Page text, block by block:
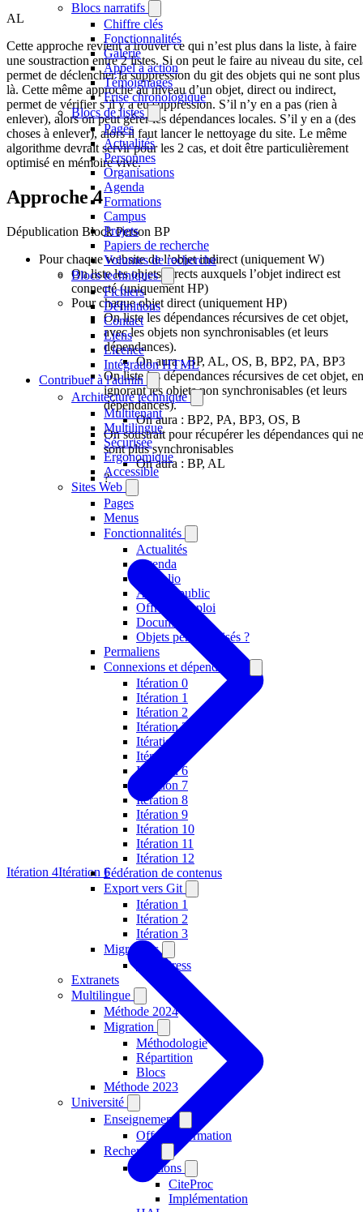
Blocs narratifs
Chiffre clés
Fonctionnalités
Galerie
Appel à action
Témoignages
Frise chronologique
Blocs de listes
Pages
Actualités
Personnes
Organisations
Agenda
Formations
Campus
Projets
Papiers de recherche
Volumes de recherche
Blocs techniques
Fichiers
Définitions
Contact
Liens
Licence
Intégration HTML
Contribuer à l'admin
Architecture technique
Multitenant
Multilingue
Sécurisée
Ergonomique
Accessible
Sites Web
Pages
Menus
Fonctionnalités
Actualités
Agenda
Portfolio
Alumni public
Offres d'emploi
Documents ?
Objets personnalisés ?
Permaliens
Connexions et dépendances
Itération 0
Itération 1
Itération 2
Itération 3
Itération 4
Itération 5
Itération 6
Itération 7
Itération 8
Itération 9
Itération 10
Itération 11
Itération 12
Fédération de contenus
Export vers Git
Itération 1
Itération 2
Itération 3
Migrations
WordPress
Extranets
Multilingue
Méthode 2024
Migration
Méthodologie
Répartition
Blocs
Méthode 2023
Université
Enseignement
Offre de formation
Recherche
Citations
CiteProc
Implémentation
AL
Cette approche revient à trouver ce qui n’est plus dans la liste, à faire
une soustraction entre 2 listes. Si on peut le faire au niveau du site,
permet de déclencher la suppression du git des objets qui ne sont plus
là. Cette même approche au niveau d’un objet, direct ou indirect,
permet de vérifier s’il y a eu suppression. S’il n’y en a pas (rien à
enlever), alors on peut gérer les dépendances locales. S’il y en a (des
choses à enlever), alors il faut lancer le nettoyage du site. Le même
algorithme devrait servir pour les 2 cas, et doit être particulièrement
optimisé en mémoire vive.
Approche 4
Dépublication Block Person BP
Pour chaque website de l’objet indirect (uniquement W)
On liste les objets directs auxquels l’objet indirect est
connecté (uniquement HP)
Pour chaque objet direct (uniquement HP)
On liste les dépendances récursives de cet objet,
avec les objets non synchronisables (et leurs
dépendances).
On aura : BP, AL, OS, B, BP2, PA, BP3
On liste les dépendances récursives de cet objet, en
ignorant les objets non synchronisables (et leurs
dépendances).
On aura : BP2, PA, BP3, OS, B
On soustrait pour récupérer les dépendances qui ne
sont plus synchronisables
On aura : BP, AL
?
Itération 4Itération 6